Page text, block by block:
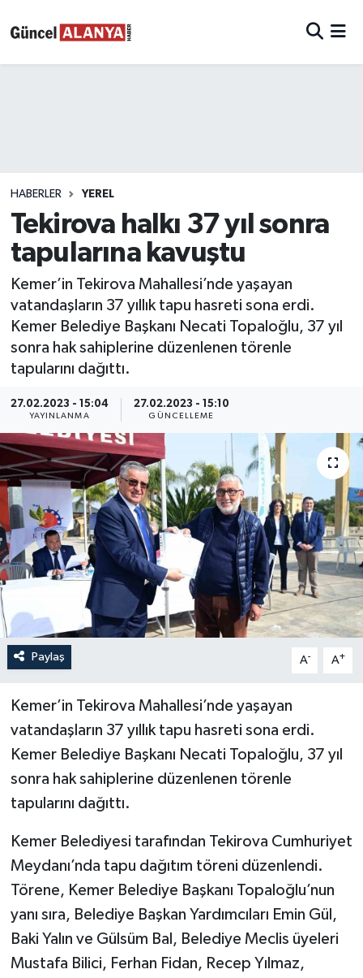
HABERLER YEREL
Tekirova halkı 37 yıl sonra
tapularına kavuştu
Kemer’in Tekirova Mahallesi’nde yaşayan
vatandaşların 37 yıllık tapu hasreti sona erdi.
Kemer Belediye Başkanı Necati Topaloğlu, 37 yıl
sonra hak sahiplerine düzenlenen törenle
tapularını dağıttı.
27.02.2023 - 15:04
YAYINLANMA
27.02.2023 - 15:10
GÜNCELLEME
Paylaş A- A+
Kemer’in Tekirova Mahallesi’nde yaşayan
vatandaşların 37 yıllık tapu hasreti sona erdi.
Kemer Belediye Başkanı Necati Topaloğlu, 37 yıl
sonra hak sahiplerine düzenlenen törenle
tapularını dağıttı.
Kemer Belediyesi tarafından Tekirova Cumhuriyet
Meydanı’nda tapu dağıtım töreni düzenlendi.
Törene, Kemer Belediye Başkanı Topaloğlu’nun
yanı sıra, Belediye Başkan Yardımcıları Emin Gül,
Baki Yalın ve Gülsüm Bal, Belediye Meclis üyeleri
Mustafa Bilici, Ferhan Fidan, Recep Yılmaz,